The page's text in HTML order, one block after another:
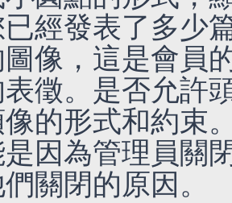
經發表了多少
像，這是會員
徵。是否允許
的形式和約束
因為管理員關
關閉的原因。